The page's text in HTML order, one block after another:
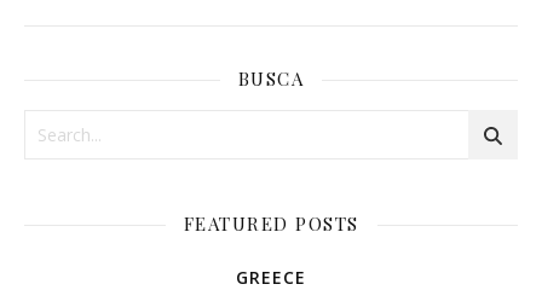
BUSCA
FEATURED POSTS
GREECE